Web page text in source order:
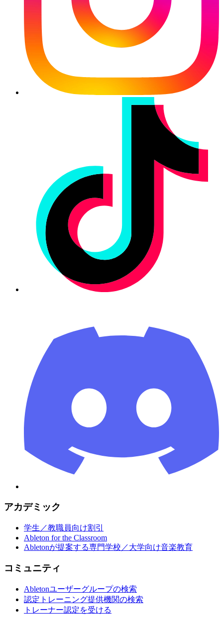
アカデミック
学生／教職員向け割引
Ableton for the Classroom
Abletonが提案する専門学校／大学向け音楽教育
コミュニティ
Abletonユーザーグループの検索
認定トレーニング提供機関の検索
トレーナー認定を受ける